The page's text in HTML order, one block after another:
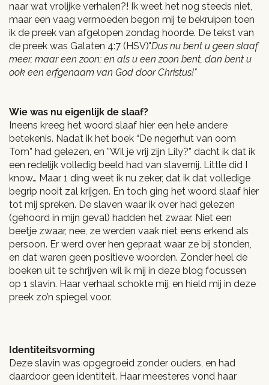
naar wat vrolijke verhalen?! Ik weet het nog steeds niet,
maar een vaag vermoeden begon mij te bekruipen toen
ik de preek van afgelopen zondag hoorde. De tekst van
de preek was Galaten 4:7 (HSV)"Dus nu bent u geen slaaf
meer, maar een zoon; en als u een zoon bent, dan bent u
ook een erfgenaam van God door Christus!"
Wie was nu eigenlijk de slaaf?
Ineens kreeg het woord slaaf hier een hele andere
betekenis. Nadat ik het boek “De negerhut van oom
Tom” had gelezen, en ”Wil je vrij zijn Lily?” dacht ik dat ik
een redelijk volledig beeld had van slavernij. Little did I
know… Maar 1 ding weet ik nu zeker, dat ik dat volledige
begrip nooit zal krijgen. En toch ging het woord slaaf hier
tot mij spreken. De slaven waar ik over had gelezen
(gehoord in mijn geval) hadden het zwaar. Niet een
beetje zwaar, nee, ze werden vaak niet eens erkend als
persoon. Er werd over hen gepraat waar ze bij stonden,
en dat waren geen positieve woorden. Zonder heel de
boeken uit te schrijven wil ik mij in deze blog focussen
op 1 slavin. Haar verhaal schokte mij, en hield mij in deze
preek zo’n spiegel voor.
Identiteitsvorming
Deze slavin was opgegroeid zonder ouders, en had
daardoor geen identiteit. Haar meesteres vond haar